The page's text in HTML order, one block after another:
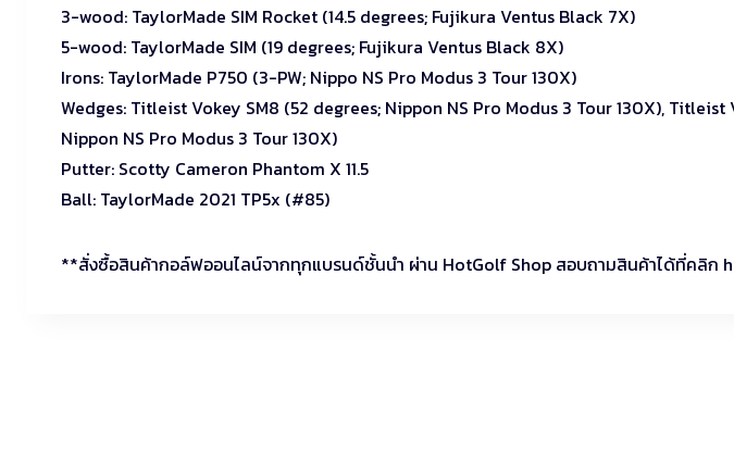
3-wood: TaylorMade SIM Rocket (14.5 degrees; Fujikura Ventus Black 7X)
5-wood: TaylorMade SIM (19 degrees; Fujikura Ventus Black 8X)
Irons: TaylorMade P750 (3-PW; Nippo NS Pro Modus 3 Tour 130X)
Wedges: Titleist Vokey SM8 (52 degrees; Nippon NS Pro Modus 3 Tour 130X),
Nippon NS Pro Modus 3 Tour 130X)
Putter: Scotty Cameron Phantom X 11.5
Ball: TaylorMade 2021 TP5x (#85)
**สั่งซื้อสินค้ากอล์ฟออนไลน์จากทุกแบรนด์ชั้นนำ ผ่าน HotGolf Shop สอบถามสินค้าได้ที่คลิ